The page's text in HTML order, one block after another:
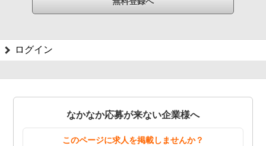
ログイン
なかなか応募が来ない企業様へ
このページに求人を掲載しませんか？